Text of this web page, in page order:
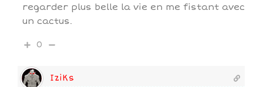
regarder plus belle la vie en me fistant avec
un cactus.
0
IziKs